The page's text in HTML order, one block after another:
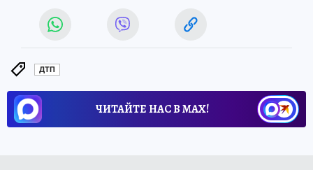
ДТП
ЧИТАЙТЕ НАС В МАХ!